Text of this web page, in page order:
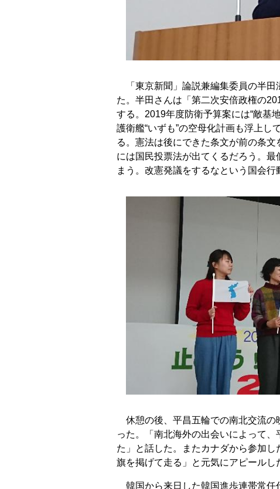
「東京新聞」論説兼編集委員の半田
た。半田さんは「第二次安倍政権の
する。2019年度防衛予算案には“敵基
護衛艦“いずも”の空母化計画も浮上し
る。憲法は後にできた条文が前の条
には国民投票法が出てくるだろう。
まう。改憲発議をするなという国会行
休憩の後、平昌五輪での南北交流の
った。「南北海外の出会いによって
た」と話した。またカナダから参加
旗を掲げて走る」と元気にアピールし
韓国から来日した韓国進歩連帯常任